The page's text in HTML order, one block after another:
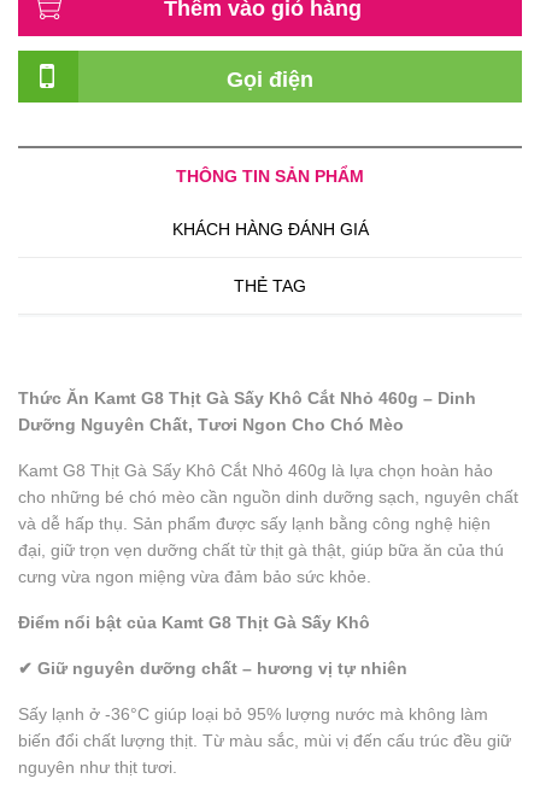
Thêm vào giỏ hàng
Gọi điện
THÔNG TIN SẢN PHẨM
KHÁCH HÀNG ĐÁNH GIÁ
THẺ TAG
Thức Ăn Kamt G8 Thịt Gà Sấy Khô Cắt Nhỏ 460g – Dinh
Dưỡng Nguyên Chất, Tươi Ngon Cho Chó Mèo
Kamt G8 Thịt Gà Sấy Khô Cắt Nhỏ 460g là lựa chọn hoàn hảo
cho những bé chó mèo cần nguồn dinh dưỡng sạch, nguyên chất
và dễ hấp thụ. Sản phẩm được sấy lạnh bằng công nghệ hiện
đại, giữ trọn vẹn dưỡng chất từ thịt gà thật, giúp bữa ăn của thú
cưng vừa ngon miệng vừa đảm bảo sức khỏe.
Điểm nổi bật của Kamt G8 Thịt Gà Sấy Khô
✔ Giữ nguyên dưỡng chất – hương vị tự nhiên
Sấy lạnh ở -36°C giúp loại bỏ 95% lượng nước mà không làm
biến đổi chất lượng thịt. Từ màu sắc, mùi vị đến cấu trúc đều giữ
nguyên như thịt tươi.